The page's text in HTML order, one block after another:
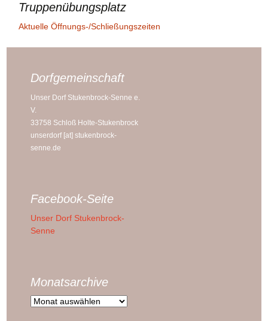
Truppenübungsplatz
Aktuelle Öffnungs-/Schließungszeiten
Dorfgemeinschaft
Unser Dorf Stukenbrock-Senne e.
V.
33758 Schloß Holte-Stukenbrock
unserdorf [at] stukenbrock-
senne.de
Facebook-Seite
Unser Dorf Stukenbrock-
Senne
Monatsarchive
Monatsarchive